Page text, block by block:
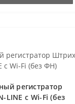
регистратор
LINE с Wi-Fi (без